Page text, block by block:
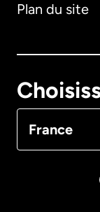
Plan du site
France